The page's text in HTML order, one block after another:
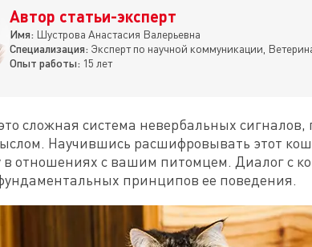
Автор статьи-эксперт
Имя: Шустрова Анастасия Валерьевна
Специализация: Эксперт по научной коммуникации,
Опыт работы: 15 лет
сложная система невербальных
Научившись расшифровывать этот
в отношениях с вашим питомцем. Диалог с
принципов ее поведения.